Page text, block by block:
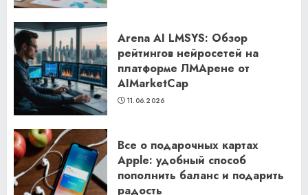
Arena AI LMSYS: Обзор
рейтингов нейросетей на
платформе ЛМАрене от
AIMarketCap
11.06.2026
Все о подарочных картах
Apple: удобный способ
пополнить баланс и подарить
радость